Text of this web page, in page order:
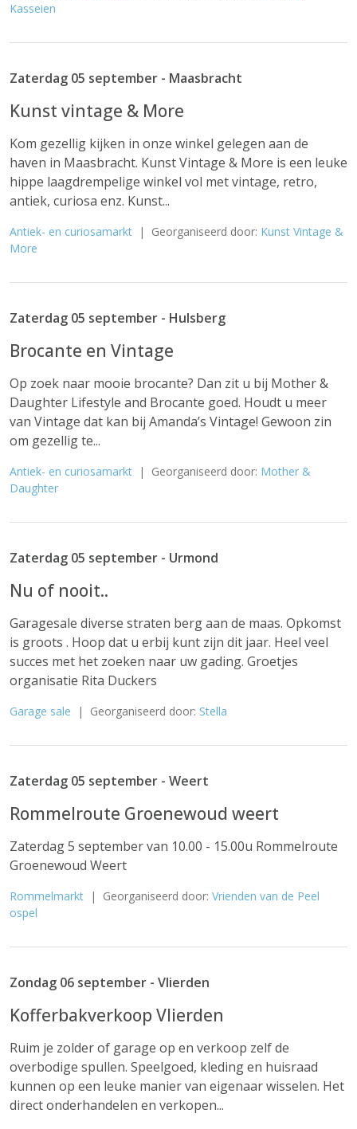
Kasseien
Zaterdag 05 september - Maasbracht
Kunst vintage & More
Kom gezellig kijken in onze winkel gelegen aan de
haven in Maasbracht. Kunst Vintage & More is een leuke
hippe laagdrempelige winkel vol met vintage, retro,
antiek, curiosa enz. Kunst...
Antiek- en curiosamarkt | Georganiseerd door: Kunst Vintage &
More
Zaterdag 05 september - Hulsberg
Brocante en Vintage
Op zoek naar mooie brocante? Dan zit u bij Mother &
Daughter Lifestyle and Brocante goed. Houdt u meer
van Vintage dat kan bij Amanda’s Vintage! Gewoon zin
om gezellig te...
Antiek- en curiosamarkt | Georganiseerd door: Mother &
Daughter
Zaterdag 05 september - Urmond
Nu of nooit..
Garagesale diverse straten berg aan de maas. Opkomst
is groots . Hoop dat u erbij kunt zijn dit jaar. Heel veel
succes met het zoeken naar uw gading. Groetjes
organisatie Rita Duckers
Garage sale | Georganiseerd door: Stella
Zaterdag 05 september - Weert
Rommelroute Groenewoud weert
Zaterdag 5 september van 10.00 - 15.00u Rommelroute
Groenewoud Weert
Rommelmarkt | Georganiseerd door: Vrienden van de Peel
ospel
Zondag 06 september - Vlierden
Kofferbakverkoop Vlierden
Ruim je zolder of garage op en verkoop zelf de
overbodige spullen. Speelgoed, kleding en huisraad
kunnen op een leuke manier van eigenaar wisselen. Het
direct onderhandelen en verkopen...